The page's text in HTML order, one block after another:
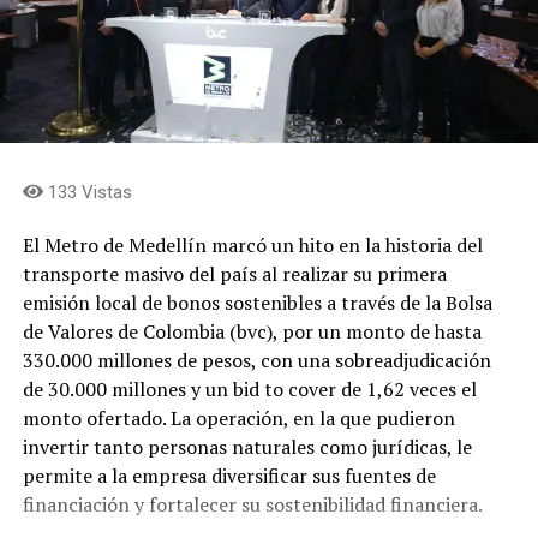
Concejales que integran la comisión de ponentes
expresaron que el proyecto representa una oportunidad
para transformar el estadio Atanasio Girardot en un
escenario de talla mundial, capaz de responder a las
culturales, superando la obsolescencia de la
financiera y convirtiéndolo en un recinto
multipropósito bajo estándares internacionales,
mediante un modelo de financiación que combina
recursos públicos y privados.
Finalmente manifestaron que la EDU liderará la
estructuración del proyecto por su capacidad técnica y
jurídica, garantizando que el estadio continúe siendo de
propiedad del Distrito. También señalaron que este
modelo podría convertirse en un referente para el
133 Vistas
El Metro de Medellín marcó un hito en la historia del
transporte masivo del país al realizar su primera
emisión local de bonos sostenibles a través de la Bolsa
de Valores de Colombia (bvc), por un monto de hasta
330.000 millones de pesos, con una sobreadjudicación
de 30.000 millones y un bid to cover de 1,62 veces el
monto ofertado. La operación, en la que pudieron
invertir tanto personas naturales como jurídicas, le
permite a la empresa diversificar sus fuentes de
financiación y fortalecer su sostenibilidad financiera.